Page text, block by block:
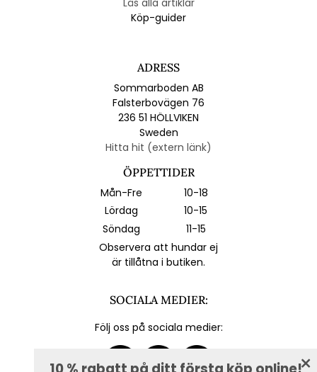
Köp-guider
ADRESS
Sommarboden AB
Falsterbovägen 76
236 51 HÖLLVIKEN
Sweden
Hitta hit (extern länk)
ÖPPETTIDER
Mån-Fre
10-18
Lördag
10-15
Söndag
11-15
Observera att hundar ej
är tillåtna i butiken.
SOCIALA MEDIER:
Följ oss på sociala medier: